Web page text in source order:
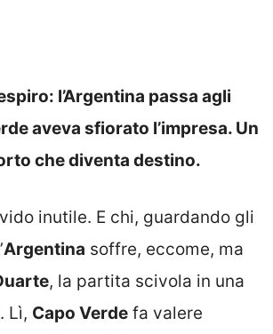
l’Argentina passa agli
aveva sfiorato l’impresa. Un
che diventa destino.
inutile. E chi, guardando gli
Argentina soffre, eccome, ma
, la partita scivola in una
Lì, Capo Verde fa valere